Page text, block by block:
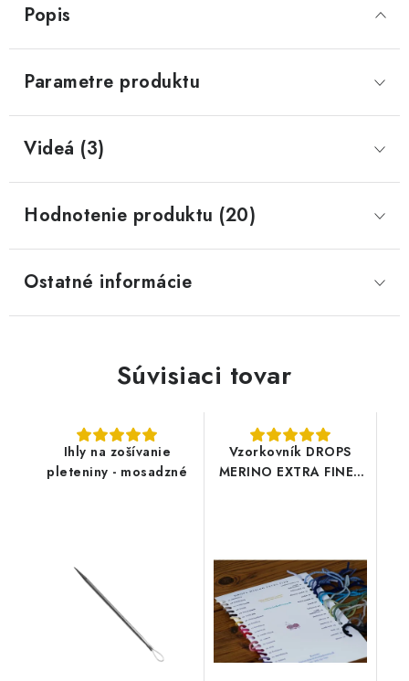
Popis
Parametre produktu
Videá (3)
Hodnotenie produktu (20)
Ostatné informácie
Súvisiaci tovar
Ihly na zošívanie
pleteniny - mosadzné
Vzorkovník DROPS
MERINO EXTRA FINE -